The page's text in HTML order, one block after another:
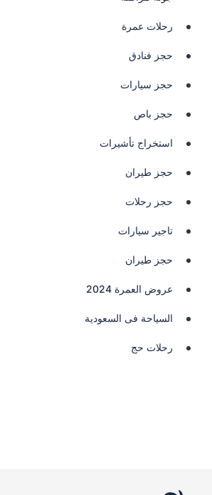
رحلات عمرة
حجز فنادق
حجز سيارات
حجز باص
استخراج تأشيرات
حجز طيران
حجز رحلات
تاجير سيارات
حجز طيران
عروض العمرة 2024
السياحة فى السعودية
رحلات حج